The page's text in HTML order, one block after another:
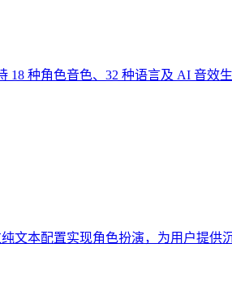
18 种角色音色、32 种语言及 AI 音效
文本配置实现角色扮演，为用户提供